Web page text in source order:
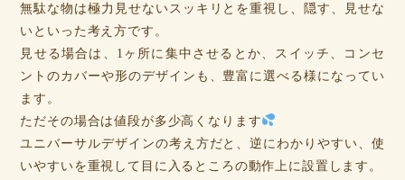
無駄な物は極力見せないスッキリとを重視し、隠す、見せな
いといった考え方です。
見せる場合は、1ヶ所に集中させるとか、スイッチ、コンセ
ントのカバーや形のデザインも、豊富に選べる様になってい
ます。
ただその場合は値段が多少高くなります
ユニバーサルデザインの考え方だと、逆にわかりやすい、使
いやすいを重視して目に入るところの動作上に設置します。